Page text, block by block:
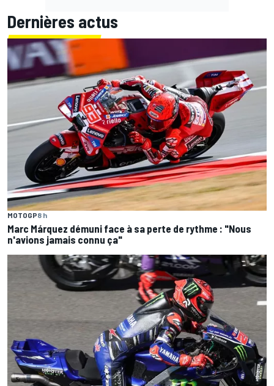
Dernières actus
MOTOGP8 h
Marc Márquez démuni face à sa perte de rythme : "Nous
n'avions jamais connu ça"